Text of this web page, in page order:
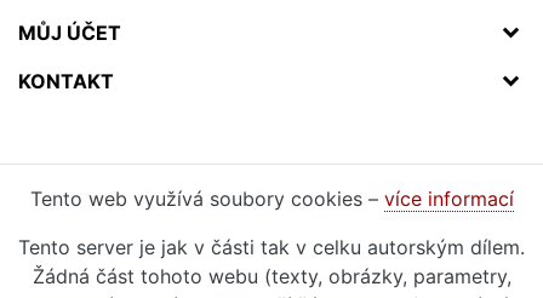
MŮJ ÚČET
KONTAKT
Tento web využívá soubory cookies – více informací
Tento server je jak v části tak v celku autorským dílem.
Žádná část tohoto webu (texty, obrázky, parametry,